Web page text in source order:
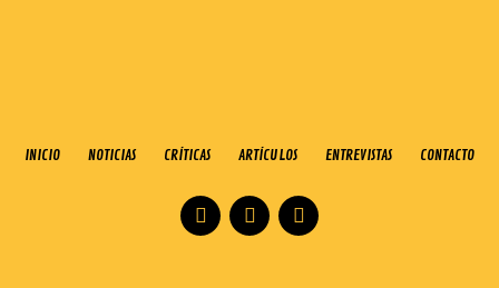
INICIO NOTICIAS CRÍTICAS ARTÍCULOS ENTREVISTAS CONTACTO